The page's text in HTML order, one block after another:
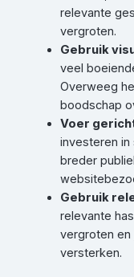
relevante
vergroten.
Gebruik
veel
Overweeg
boodschap
Voer
investeren
breder
Gebruik
relevante
vergroten en
versterken.